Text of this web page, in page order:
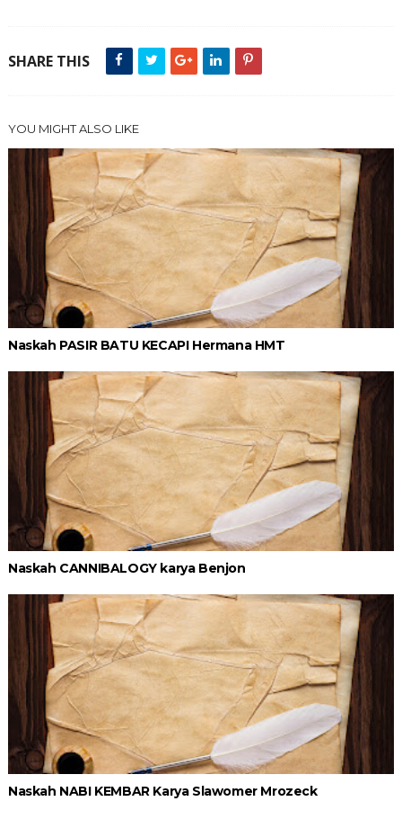
SHARE THIS
YOU MIGHT ALSO LIKE
Naskah PASIR BATU KECAPI Hermana HMT
Naskah CANNIBALOGY karya Benjon
Naskah NABI KEMBAR Karya Slawomer Mrozeck